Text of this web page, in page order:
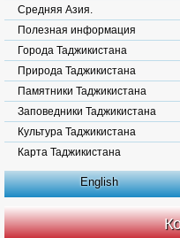
Средняя Азия.
Полезная информация
Города Таджикистана
Природа Таджикистана
Памятники Таджикистана
Заповедники Таджикистана
Культура Таджикистана
Карта Таджикистана
English